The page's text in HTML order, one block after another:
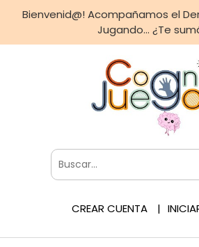
Bienvenid@! Acompañamos el
Jugando... ¿Te
CREAR CUENTA